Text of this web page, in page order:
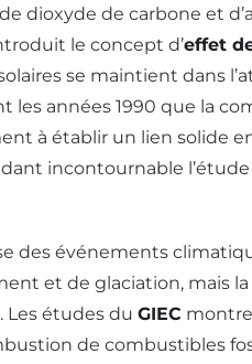
dioxyde de carbone et
le concept d’effet
se maintient dans
les années 1990 que la
à établir un lien solide
incontournable
des événements
et de glaciation, mais
Les études du GIEC
de combustibles